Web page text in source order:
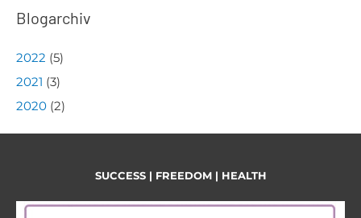
Blogarchiv
2022 (5)
2021 (3)
2020 (2)
SUCCESS | FREEDOM | HEALTH